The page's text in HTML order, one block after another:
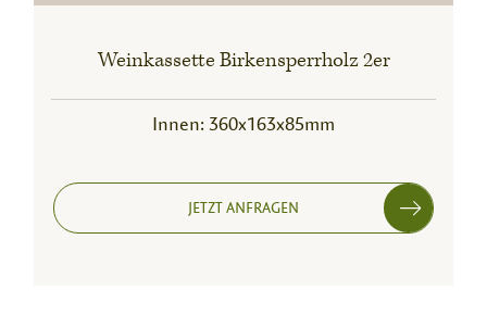
Weinkassette Birkensperrholz 2er
Innen: 360x163x85mm
JETZT ANFRAGEN